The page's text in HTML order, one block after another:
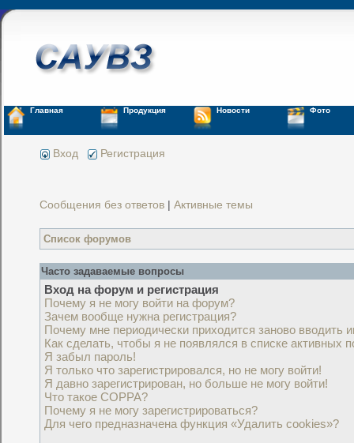
Главная Продукция Новости Фото
Вход Регистрация
Сообщения без ответов |Активные темы
Список форумов
Часто задаваемые вопросы
Вход на форум и регистрация
Почему я не могу войти на форум?
Зачем вообще нужна регистрация?
Почему мне периодически приходится заново вводить
Как сделать, чтобы я не появлялся в списке активных
Я забыл пароль!
Я только что зарегистрировался, но не могу войти!
Я давно зарегистрирован, но больше не могу войти!
Что такое COPPA?
Почему я не могу зарегистрироваться?
Для чего предназначена функция «Удалить cookies»?